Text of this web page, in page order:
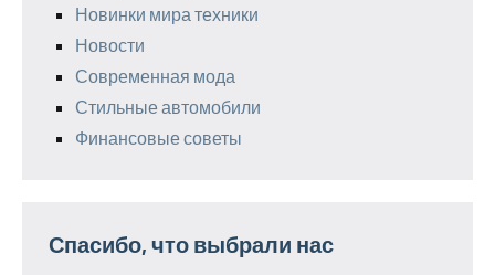
Новинки мира техники
Новости
Современная мода
Стильные автомобили
Финансовые советы
Спасибо, что выбрали нас